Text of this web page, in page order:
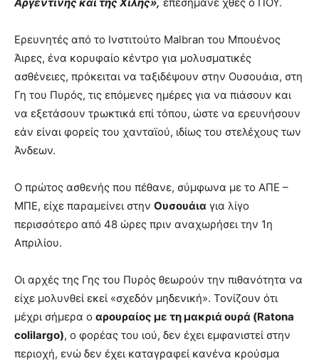
Ερευνητές από το Ινστιτούτο Malbran του Μπουένος
Άιρες, ένα κορυφαίο κέντρο για μολυσματικές
ασθένειες, πρόκειται να ταξιδέψουν στην Ουσουάια, στη
Γη του Πυρός, τις επόμενες ημέρες για να πιάσουν και
να εξετάσουν τρωκτικά επί τόπου, ώστε να ερευνήσουν
εάν είναι φορείς του χανταϊού, ιδίως του στελέχους των
Άνδεων.
Ο πρώτος ασθενής που πέθανε, σύμφωνα με το ΑΠΕ –
ΜΠΕ, είχε παραμείνει στην Ουσουάια για λίγο
περισσότερο από 48 ώρες πριν αναχωρήσει την 1η
Απριλίου.
Οι αρχές της Γης του Πυρός θεωρούν την πιθανότητα να
είχε μολυνθεί εκεί «σχεδόν μηδενική». Τονίζουν ότι
μέχρι σήμερα ο αρουραίος με τη μακριά ουρά (Ratona
colilargo), ο φορέας του ιού, δεν έχει εμφανιστεί στην
περιοχή, ενώ δεν έχει καταγραφεί κανένα κρούσμα